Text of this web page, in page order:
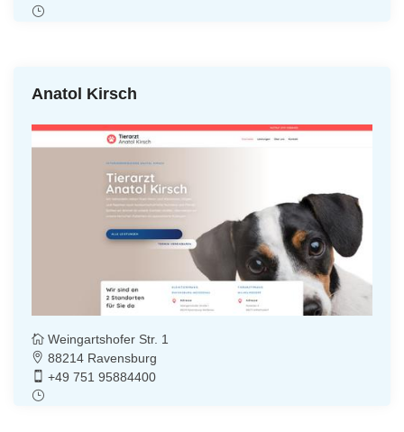
Anatol Kirsch
Weingartshofer Str. 1
88214 Ravensburg
+49 751 95884400